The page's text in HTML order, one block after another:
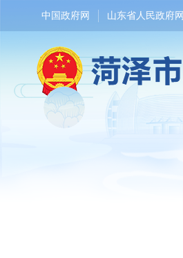
中国政府网 山东省人民政府网